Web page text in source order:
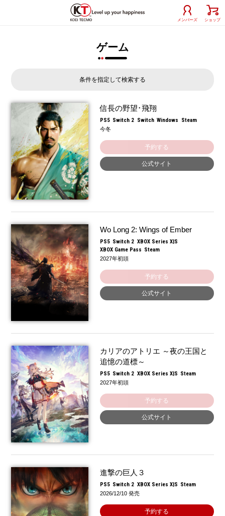
メンバーズ ショップ
ゲーム
条件を指定して検索する
信長の野望･飛翔
PS5 Switch 2 Switch Windows Steam
今冬
予約する
公式サイト
Wo Long 2: Wings of Ember
PS5 Switch 2 XBOX Series X|S
XBOX Game Pass Steam
2027年初頭
予約する
公式サイト
カリアのアトリエ ～夜の王国と
追憶の道標～
PS5 Switch 2 XBOX Series X|S Steam
2027年初頭
予約する
公式サイト
進撃の巨人３
PS5 Switch 2 XBOX Series X|S Steam
2026/12/10 発売
予約する